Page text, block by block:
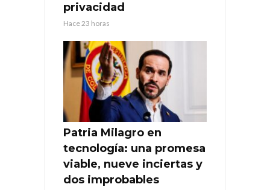
privacidad
Hace 23 horas
Patria Milagro en
tecnología: una promesa
viable, nueve inciertas y
dos improbables